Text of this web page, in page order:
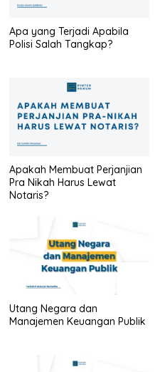
Apa yang Terjadi Apabila
Polisi Salah Tangkap?
Apakah Membuat Perjanjian
Pra Nikah Harus Lewat
Notaris?
Utang Negara dan
Manajemen Keuangan Publik